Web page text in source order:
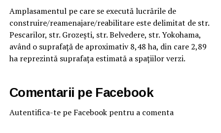
Amplasamentul pe care se execută lucrările de
construire/reamenajare/reabilitare este delimitat de str.
Pescarilor, str. Grozești, str. Belvedere, str. Yokohama,
având o suprafață de aproximativ 8,48 ha, din care 2,89
ha reprezintă suprafața estimată a spațiilor verzi.
Comentarii pe Facebook
Autentifica-te pe Facebook pentru a comenta